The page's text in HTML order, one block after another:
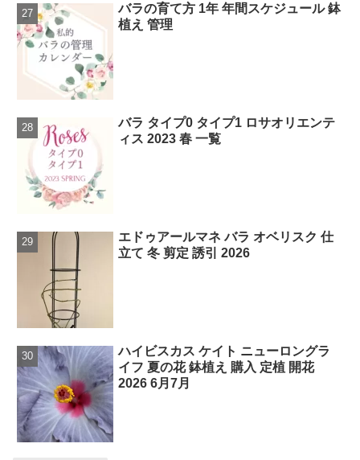
バラの育て方 1年 年間スケジュール 鉢
植え 管理
バラ タイプ0 タイプ1 ロサオリエンテ
ィス 2023 春 一覧
エドゥアールマネ バラ オベリスク 仕
立て 冬 剪定 誘引 2026
ハイビスカス ケイト ニューロングラ
イフ 夏の花 鉢植え 購入 定植 開花
2026 6月7月